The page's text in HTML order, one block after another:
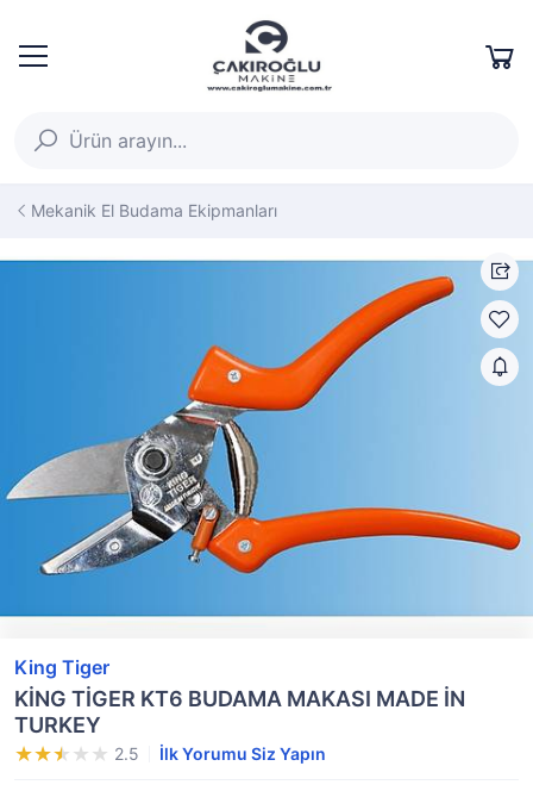
Mekanik El Budama Ekipmanları
King Tiger
KİNG TİGER KT6 BUDAMA MAKASI MADE İN
TURKEY
2.5 İlk Yorumu Siz Yapın